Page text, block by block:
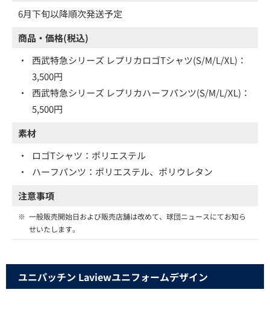
6月下旬以降順次発送予定
商品・価格(税込)
・
西武特急シリーズ レプリカロゴTシャツ(S/M/L/XL)：
3,500円
・
西武特急シリーズ レプリカハーフパンツ(S/M/L/XL)：
5,500円
素材
・
ロゴTシャツ：ポリエステル
・
ハーフパンツ：ポリエステル、ポリウレタン
注意事項
※ 一般販売開始日および販売店舗は改めて、球団ニュースにてお知ら
せいたします。
ユニパッチン Laviewユニフォームデザイン